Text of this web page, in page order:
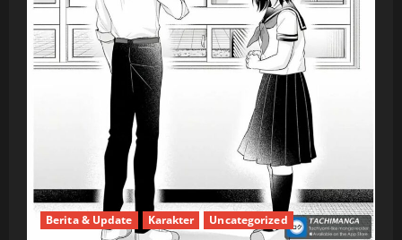
Berita & Update Karakter Uncategorized